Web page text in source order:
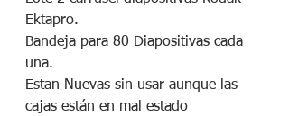
Ektapro.
Bandeja para 80 Diapositivas cada
una.
Estan Nuevas sin usar aunque las
cajas están en mal estado